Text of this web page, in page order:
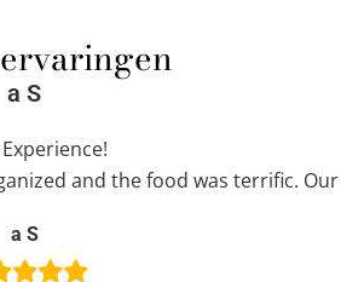
a S
and the food was terrific. Our
a S